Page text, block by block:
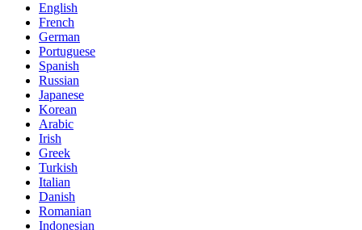
English
French
German
Portuguese
Spanish
Russian
Japanese
Korean
Arabic
Irish
Greek
Turkish
Italian
Danish
Romanian
Indonesian